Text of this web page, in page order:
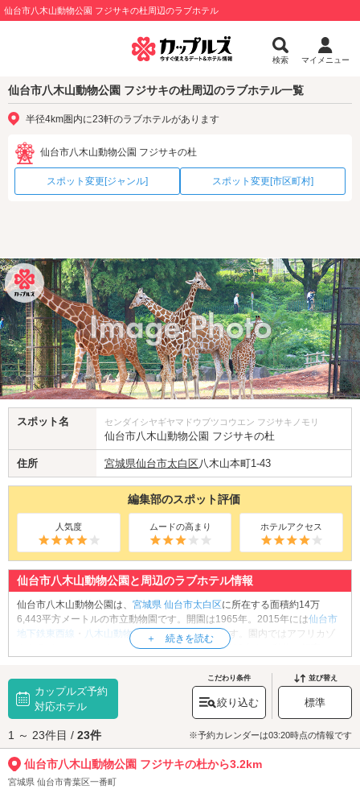
仙台市八木山動物公園 フジサキの杜周辺のラブホテル
検索 マイメニュー
仙台市八木山動物公園 フジサキの杜周辺のラブホテル一覧
半径4km圏内に23軒のラブホテルがあります
仙台市八木山動物公園 フジサキの杜
スポット変更[ジャンル] スポット変更[市区町村]
スポット名 センダイシヤギヤマドウブツコウエン フジサキノモリ
仙台市八木山動物公園 フジサキの杜
住所 宮城県仙台市太白区八木山本町1-43
編集部のスポット評価
人気度 ムードの高まり ホテルアクセス
仙台市八木山動物公園と周辺のラブホテル情報
仙台市八木山動物公園は、 宮城県 仙台市太白区に所在する面積約14万
6,443平方メートルの市立動物園です。開園は1965年。2015年には仙台市
地下鉄東西線 ・ 八木山動物公園駅
と直結しています。園内ではアフリカゾ
ウやライオン、ホッキョクグマなど約130種、約580点もの動物を飼育して
験」、アフリカゾウやニホンザルにおやつをあげて食事する様子を間近で
観察できる「えさやり体験」も人気です。動物園デートの思い出に、園内
売店でお揃いのグッズを購入するのもおすすめですよ。仙台市八木山動物
公園でもふもふ動物に癒されましょう。
仙台市八木山動物公園へは、
仙台駅・国分町エリアのラブホテル、仙台愛
子エリアのラブホテルからもアクセスが便利です。
カップルズ予約
対応ホテル
こだわり条件
絞り込む
並び替え
標準
1 ～ 23件目 / 23件 ※予約カレンダーは03:20時点の情報です
仙台市八木山動物公園 フジサキの杜から3.2km
宮城県 仙台市青葉区一番町